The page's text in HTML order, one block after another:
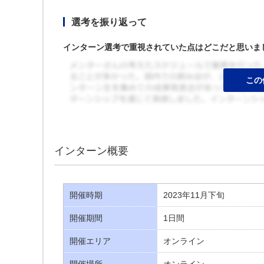
選考を振り返って
インターン選考で重視されていた点はどこだと思いま
インターン概要
開催時期 2023年11月下旬
開催期間 1日間
開催エリア オンライン